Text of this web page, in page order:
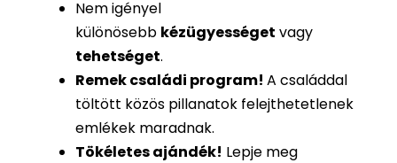
Nem igényel
különösebb kézügyességet vagy
tehetséget.
Remek családi program! A családdal
töltött közös pillanatok felejthetetlenek
emlékek maradnak.
Tökéletes ajándék! Lepje meg